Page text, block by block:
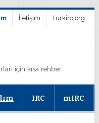
İletişim Turkirc.org
için kısa rehber.
IRC mIRC